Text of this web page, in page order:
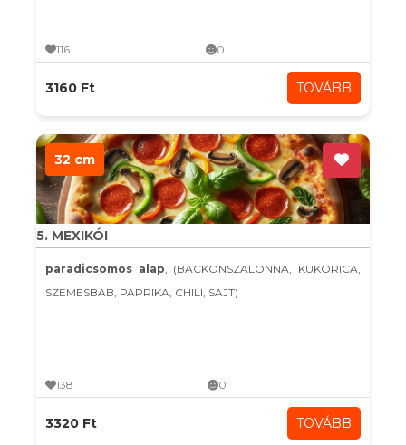
116 0
3160 Ft TOVÁBB
32 cm
5. MEXIKÓI
paradicsomos alap, (BACKONSZALONNA, KUKORICA,
SZEMESBAB, PAPRIKA, CHILI, SAJT)
138 0
3320 Ft TOVÁBB